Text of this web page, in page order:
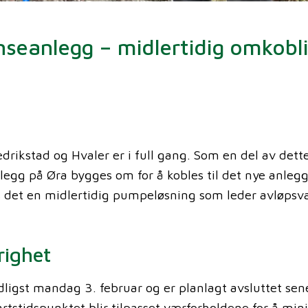
– midlertidig
og Hvaler er i full gang. Som en del av
på Øra bygges om for å kobles til det nye
en midlertidig pumpeløsning som leder
mandag 3. februar og er planlagt avsluttet